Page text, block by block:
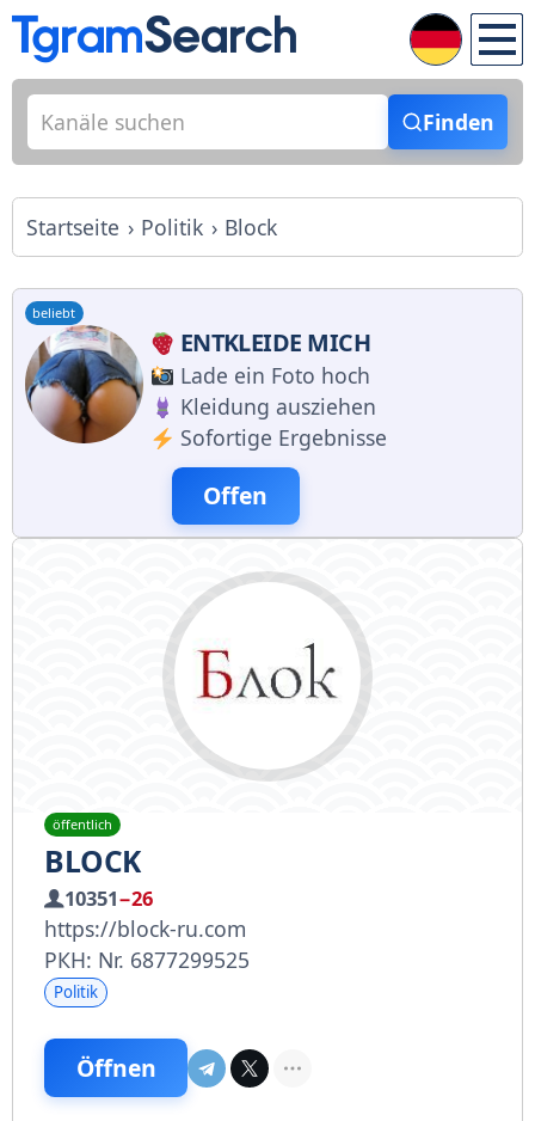
Finden
Startseite Politik Block
beliebt
ENTKLEIDE MICH
Lade ein Foto hoch
Kleidung ausziehen
Sofortige Ergebnisse
Offen
öffentlich
BLOCK
10351−26
https://block-ru.com
РКН: Nr. 6877299525
Politik
Öffnen